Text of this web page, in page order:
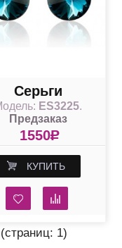
Серьги
с
круглым
Swarovski
ES3225.
Предзаказ
1550R
КУПИТЬ
1)